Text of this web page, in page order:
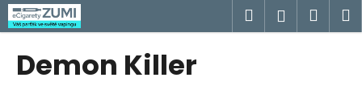
Přejít
na
obsah
Hledat
Demon Killer
K
o